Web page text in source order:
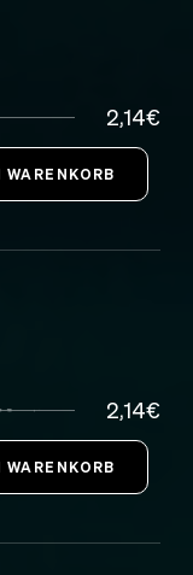
2,14€
2,14€